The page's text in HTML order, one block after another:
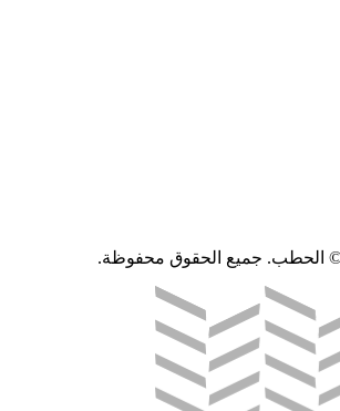
© الحطب. جميع الحقوق محفوظة.